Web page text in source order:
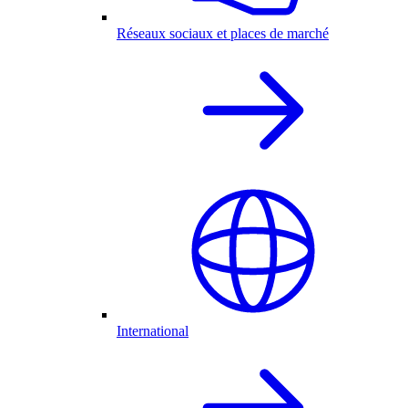
Réseaux sociaux et places de marché
International